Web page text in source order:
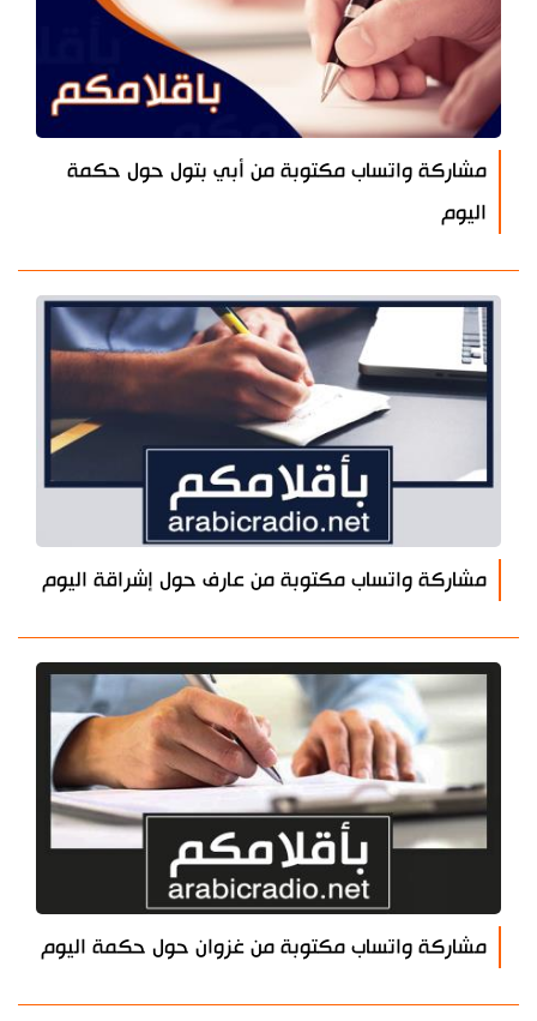
مشاركة واتساب مكتوبة من أبي بتول حول حكمة
اليوم
مشاركة واتساب مكتوبة من عارف حول إشراقة اليوم
مشاركة واتساب مكتوبة من غزوان حول حكمة اليوم